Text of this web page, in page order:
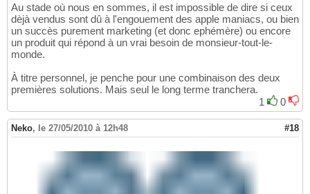
Au stade où nous en sommes, il est impossible de dire si ceux
dèjà vendus sont dû à l'engouement des apple maniacs, ou bien
un succès purement marketing (et donc ephémère) ou encore
un produit qui répond à un vrai besoin de monsieur-tout-le-
monde.
À titre personnel, je penche pour une combinaison des deux
premières solutions. Mais seul le long terme tranchera.
1
0
Neko, le 27/05/2010 à 12h48 #18